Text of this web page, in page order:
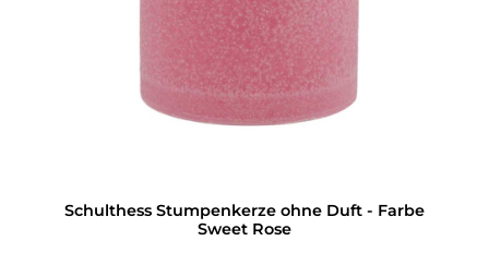
Schulthess Stumpenkerze ohne Duft - Farbe
Sweet Rose